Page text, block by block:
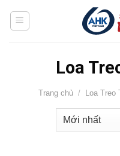
Loa
Trang chủ / Loa Treo